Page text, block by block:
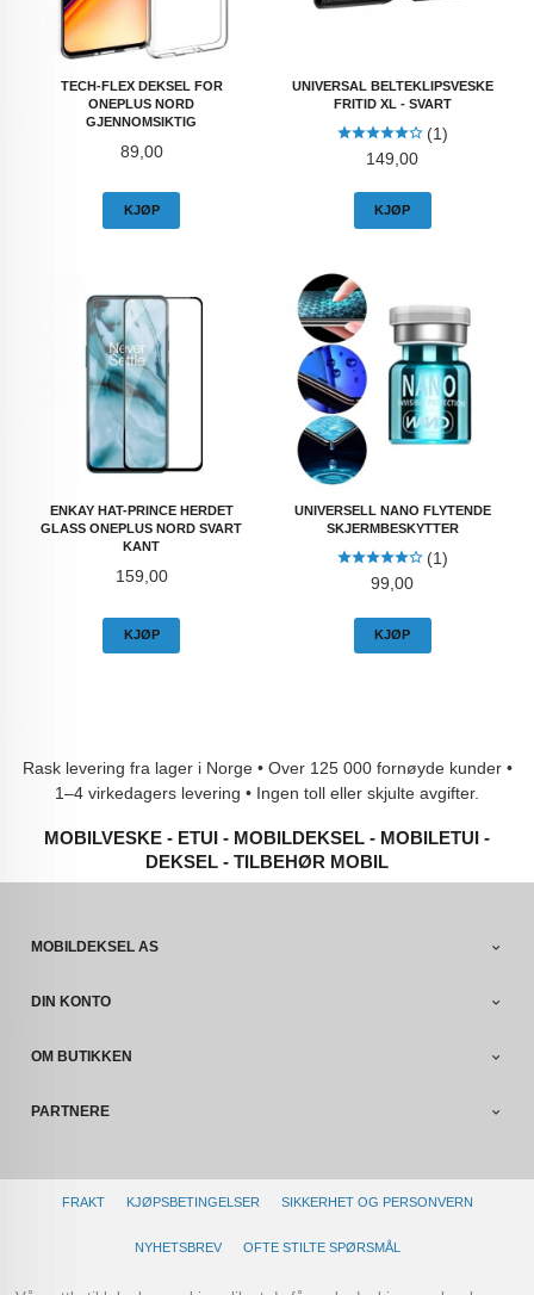
TECH-FLEX DEKSEL FOR
ONEPLUS NORD
GJENNOMSIKTIG
Pris
89,00
KJØP
UNIVERSAL BELTEKLIPSVESKE
FRITID XL - SVART
(1)
Pris
149,00
KJØP
ENKAY HAT-PRINCE HERDET
GLASS ONEPLUS NORD SVART
KANT
Pris
159,00
KJØP
UNIVERSELL NANO FLYTENDE
SKJERMBESKYTTER
(1)
Pris
99,00
KJØP
Rask levering fra lager i Norge • Over 125 000 fornøyde kunder •
1–4 virkedagers levering • Ingen toll eller skjulte avgifter.
MOBILVESKE - ETUI - MOBILDEKSEL - MOBILETUI -
DEKSEL - TILBEHØR MOBIL
MOBILDEKSEL AS
DIN KONTO
OM BUTIKKEN
PARTNERE
FRAKT KJØPSBETINGELSER SIKKERHET OG PERSONVERN
NYHETSBREV OFTE STILTE SPØRSMÅL